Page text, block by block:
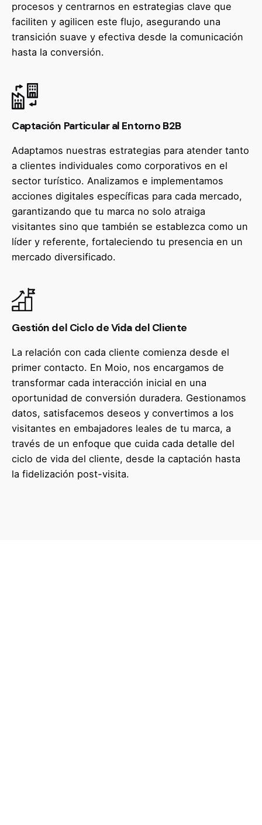
procesos y centrarnos en estrategias clave que
faciliten y agilicen este flujo, asegurando una
transición suave y efectiva desde la comunicación
hasta la conversión.
Captación Particular al Entorno B2B
Adaptamos nuestras estrategias para atender tanto
a clientes individuales como corporativos en el
sector turístico. Analizamos e implementamos
acciones digitales específicas para cada mercado,
garantizando que tu marca no solo atraiga
visitantes sino que también se establezca como un
líder y referente, fortaleciendo tu presencia en un
mercado diversificado.
Gestión del Ciclo de Vida del Cliente
La relación con cada cliente comienza desde el
primer contacto. En Moio, nos encargamos de
transformar cada interacción inicial en una
oportunidad de conversión duradera. Gestionamos
datos, satisfacemos deseos y convertimos a los
visitantes en embajadores leales de tu marca, a
través de un enfoque que cuida cada detalle del
ciclo de vida del cliente, desde la captación hasta
la fidelización post-visita.